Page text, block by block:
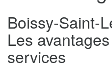
Boissy-Saint-
Les
services